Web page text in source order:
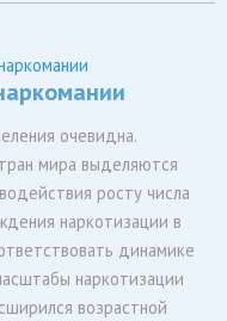
очевидна.
мира выделяются
росту числа
наркотизации в
динамике
наркотизации
возрастной